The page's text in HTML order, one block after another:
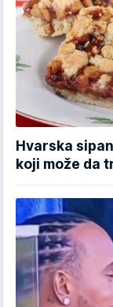
Hvarska
koji može da